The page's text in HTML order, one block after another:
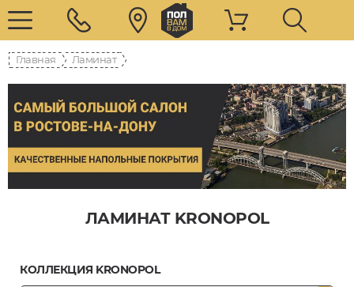
Главная Ламинат
ЛАМИНАТ KRONOPOL
КОЛЛЕКЦИЯ KRONOPOL